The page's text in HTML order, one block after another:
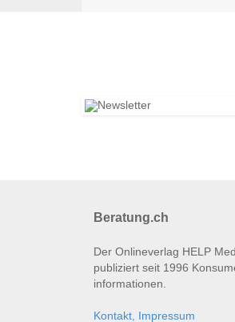
Beratung.ch
Der Onlineverlag HELP
publiziert seit 1996
informationen.
Kontakt, Impressum